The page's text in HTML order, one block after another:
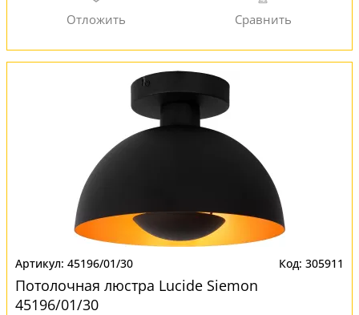
45196/01/30 305911
Потолочная люстра Lucide Siemon
45196/01/30